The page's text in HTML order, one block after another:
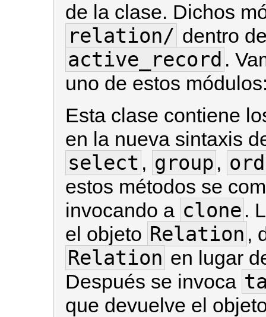
de la clase. Dichos
relation/ dentro
active_record .
uno de estos
Esta clase contiene
en la nueva sintaxis
select , group ,
estos métodos se
invocando a clone .
el objeto Relation ,
Relation en lugar
Después se invoca
que devuelve el